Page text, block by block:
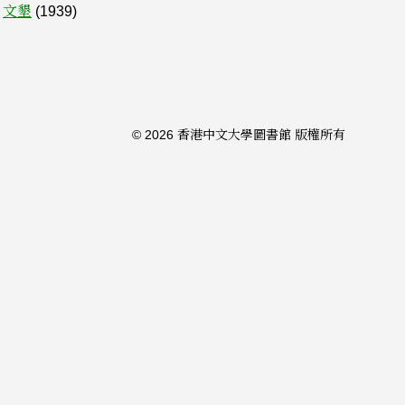
文墾 (1939)
© 2026 香港中文大學圖書館 版權所有